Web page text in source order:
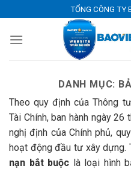
to
content
TỔNG CÔNG TY
DANH MỤC:
Theo quy định của Thông
Tài Chính, ban hành ngày
nghị định của Chính phủ,
hoạt động đầu tư xây dựng.
nạn bắt buộc là loại hình